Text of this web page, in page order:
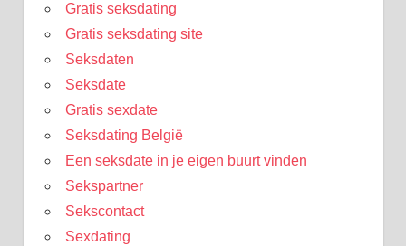
Gratis seksdating
Gratis seksdating site
Seksdaten
Seksdate
Gratis sexdate
Seksdating België
Een seksdate in je eigen buurt vinden
Sekspartner
Sekscontact
Sexdating